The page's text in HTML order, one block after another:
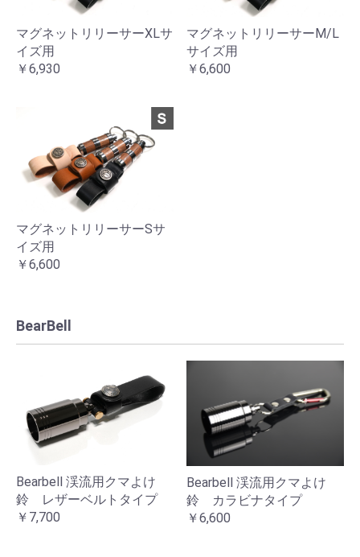
マグネットリリーサーXLサ
イズ用
￥6,930
マグネットリリーサーM/L
サイズ用
￥6,600
マグネットリリーサーSサ
イズ用
￥6,600
BearBell
Bearbell 渓流用クマよけ
鈴 レザーベルトタイプ
￥7,700
Bearbell 渓流用クマよけ
鈴 カラビナタイプ
￥6,600